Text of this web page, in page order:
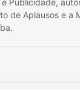
Publicidade,
de Aplausos e a